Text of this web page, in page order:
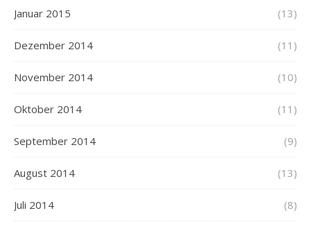
Januar 2015 (13)
Dezember 2014 (11)
November 2014 (10)
Oktober 2014 (11)
September 2014 (9)
August 2014 (13)
Juli 2014 (8)